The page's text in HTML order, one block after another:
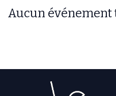
Aucun événement